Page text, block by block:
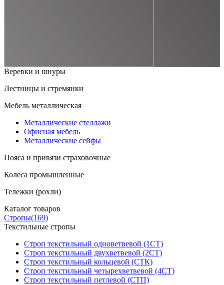
Веревки и шнуры
Лестницы и стремянки
Мебель металлическая
Металлические стеллажи
Офисная мебель
Металлические сейфы
Пояса и привязи страховочные
Колеса промышленные
Тележки (рохли)
Каталог товаров
Стропы(169)
Текстильные стропы
Строп текстильный одноветвевой (1СТ)
Строп текстильный двухветвевой (2СТ)
Строп текстильный кольцевой (СТК)
Строп текстильный четырехветвевой (4СТ)
Строп текстильный петлевой (СТП)